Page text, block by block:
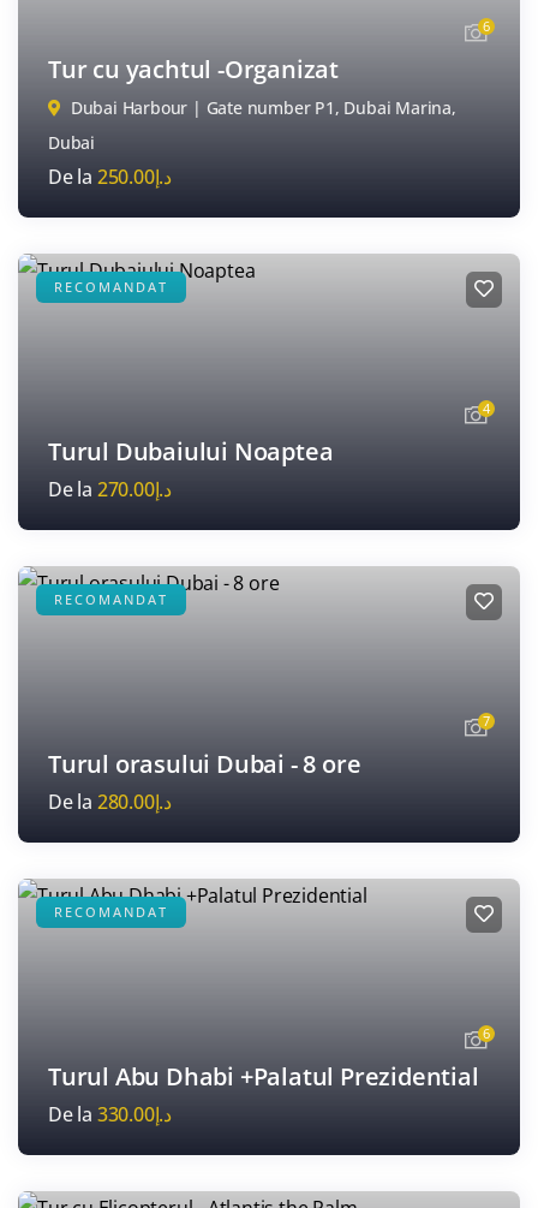
6
Tur cu yachtul -Organizat
Dubai Harbour | Gate number P1, Dubai Marina,
Dubai
De la د.إ250.00
RECOMANDAT
4
Turul Dubaiului Noaptea
De la د.إ270.00
RECOMANDAT
7
Turul orasului Dubai - 8 ore
De la د.إ280.00
RECOMANDAT
6
Turul Abu Dhabi +Palatul Prezidential
De la د.إ330.00